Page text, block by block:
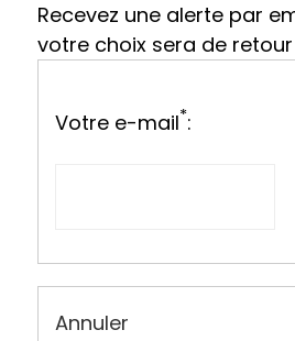
Recevez une alerte par
votre choix sera de
Votre e-mail*:
Annuler